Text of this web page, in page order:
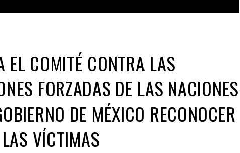
EL COMITÉ CONTRA LAS
FORZADAS DE LAS NACIONES
DE MÉXICO RECONOCER
VÍCTIMAS